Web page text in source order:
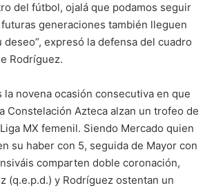
del fútbol, ojalá que podamos seguir
generaciones también lleguen
deseo”, expresó la defensa del cuadro
Rodríguez.
la novena ocasión consecutiva en que
Constelación Azteca alzan un trofeo de
MX femenil. Siendo Mercado quien
su haber con 5, seguida de Mayor con
comparten doble coronación,
(q.e.p.d.) y Rodríguez ostentan un